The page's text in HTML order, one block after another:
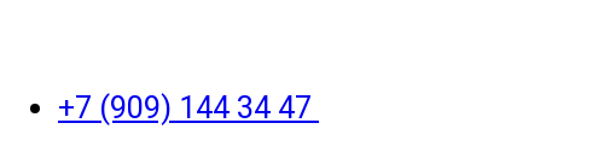
+7 (909) 144 34 47